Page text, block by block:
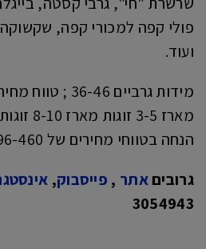
פולי קפה למכורי קפה,
ועוד.
הנחה בטווחי מחירים של 296-460 ₪.
גרוביםאתר , פייסבוק,
3054943